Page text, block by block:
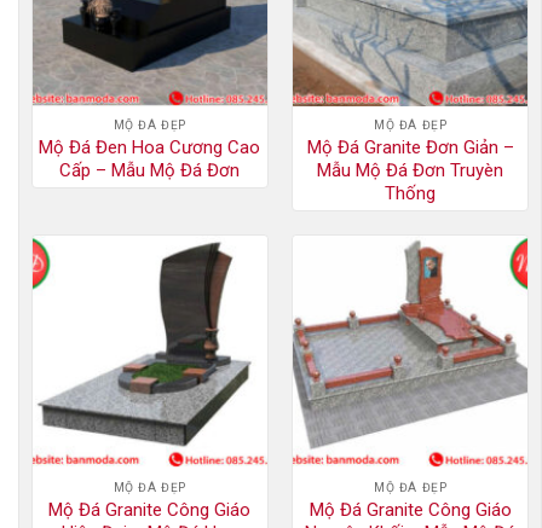
MỘ ĐÁ ĐẸP
Mộ Đá Đen Hoa Cương Cao
Cấp – Mẫu Mộ Đá Đơn
MỘ ĐÁ ĐẸP
Mộ Đá Granite Đơn Giản –
Mẫu Mộ Đá Đơn Truyèn
Thống
MỘ ĐÁ ĐẸP
Mộ Đá Granite Công Giáo
MỘ ĐÁ ĐẸP
Mộ Đá Granite Công Giáo